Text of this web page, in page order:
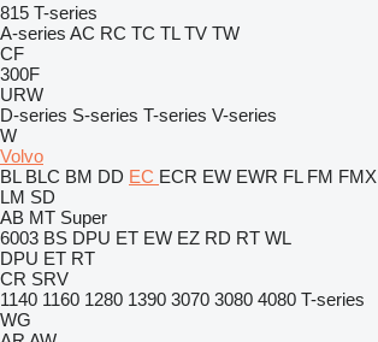
815 T-series
A-series AC RC TC TL TV TW
CF
300F
URW
D-series S-series T-series V-series
W
Volvo
BL BLC BM DD EC ECR EW EWR FL FM FMX
LM SD
AB MT Super
6003 BS DPU ET EW EZ RD RT WL
DPU ET RT
CR SRV
1140 1160 1280 1390 3070 3080 4080 T-series
WG